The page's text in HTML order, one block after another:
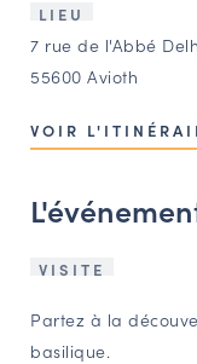
BOURSE
CARTES
Espace
LIEU
7 rue de l'Abbé
55600 Avioth
VOIR
VISITE
Partez à la
basilique.